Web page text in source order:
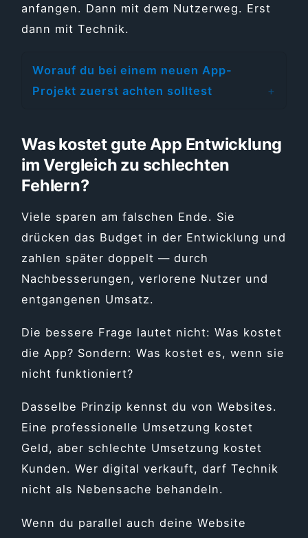
anfangen. Dann mit dem Nutzerweg. Erst
dann mit Technik.
Worauf du bei einem neuen App-
Projekt zuerst achten solltest
Was kostet gute App Entwicklung
im Vergleich zu schlechten
Fehlern?
Viele sparen am falschen Ende. Sie
drücken das Budget in der Entwicklung und
zahlen später doppelt — durch
Nachbesserungen, verlorene Nutzer und
entgangenen Umsatz.
Die bessere Frage lautet nicht: Was kostet
die App? Sondern: Was kostet es, wenn sie
nicht funktioniert?
Dasselbe Prinzip kennst du von Websites.
Eine professionelle Umsetzung kostet
Geld, aber schlechte Umsetzung kostet
Kunden. Wer digital verkauft, darf Technik
nicht als Nebensache behandeln.
Wenn du parallel auch deine Website